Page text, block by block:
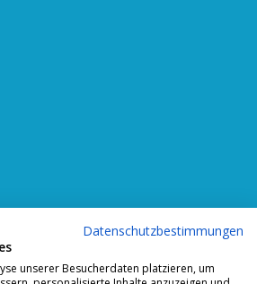
Datenschutzbestimmungen
unserer Besucherdaten platzieren, um